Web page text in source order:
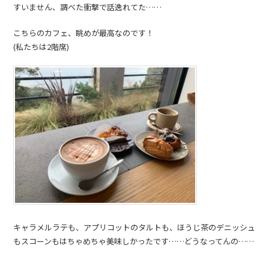
すいません、調べた衝撃で話逸れてた……
こちらのカフェ、眺めが最高なのです！
(私たちは2階席)
キャラメルラテも、アプリコットのタルトも、ほうじ茶のデニッシュ
もスコーンもはちゃめちゃ美味しかったです……どうなってんの……